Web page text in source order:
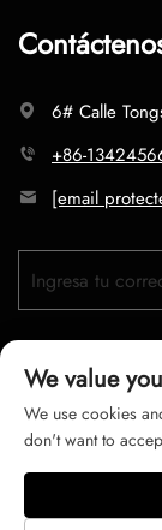
6# Calle
+86-
[email
Copyright ©
We value
We use cookies
don't want to